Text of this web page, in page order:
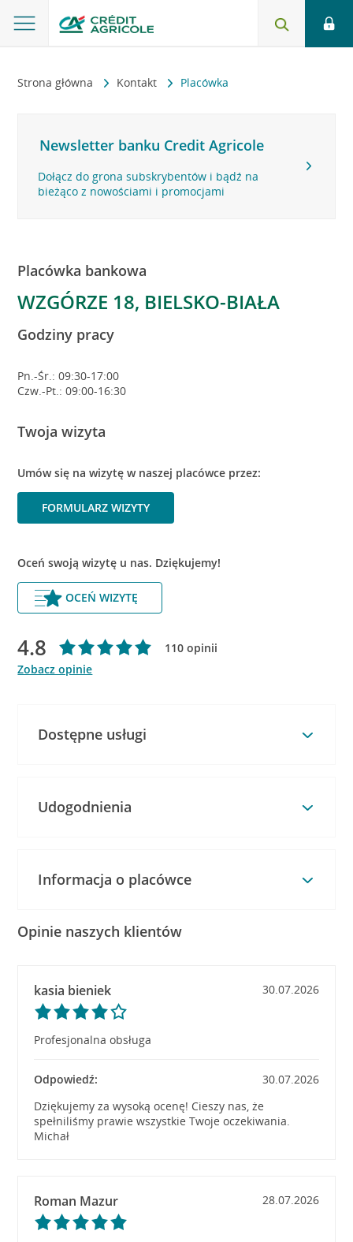
Strona główna Kontakt Placówka
Newsletter banku Credit Agricole
Dołącz do grona subskrybentów i bądź na
bieżąco z nowościami i promocjami
Placówka bankowa
WZGÓRZE 18, BIELSKO-BIAŁA
Godziny pracy
Pn.-Śr.: 09:30-17:00
Czw.-Pt.: 09:00-16:30
Twoja wizyta
Umów się na wizytę w naszej placówce przez:
FORMULARZ WIZYTY
Oceń swoją wizytę u nas. Dziękujemy!
OCEŃ WIZYTĘ
4.8
110 opinii
Zobacz opinie
Dostępne usługi
Udogodnienia
Informacja o placówce
Opinie naszych klientów
kasia bieniek 30.07.2026
Profesjonalna obsługa
Odpowiedź:
30.07.2026
Dziękujemy za wysoką ocenę! Cieszy nas, że
spełniliśmy prawie wszystkie Twoje oczekiwania.
Michał
Roman Mazur 28.07.2026